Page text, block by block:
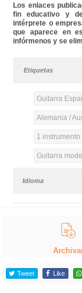
Los enlaces
fin educativo y
intérprete o
que aparece en
infórmenos y se
Etiquetas
Guitarra
Alemania /
1
Guitarra
Idioma
Tweet Like